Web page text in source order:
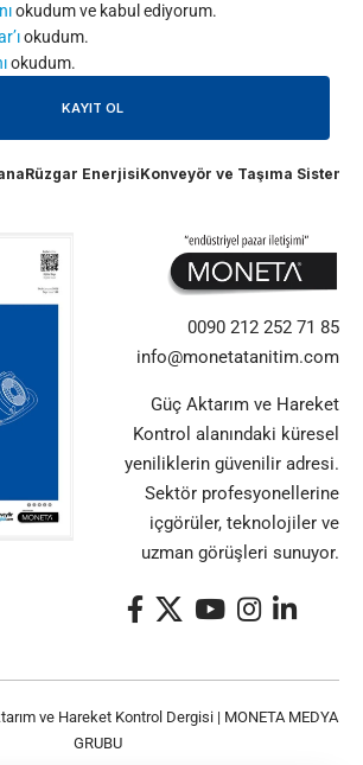
okudum ve kabul ediyorum.
okudum.
okudum.
Rüzgar EnerjisiKonveyör ve Taşıma
0090 212 252 71 85
info@monetatanitim.com
Güç Aktarım ve Hareket
Kontrol alanındaki küresel
yeniliklerin güvenilir adresi.
Sektör profesyonellerine
içgörüler, teknolojiler ve
uzman görüşleri sunuyor.
ve Hareket Kontrol Dergisi | MONETA MEDYA
GRUBU